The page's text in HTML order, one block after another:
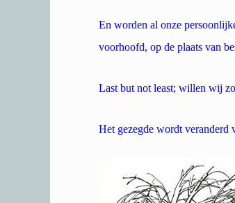
En worden al onze
voorhoofd, op de plaats van
Last but not least; willen wij
Het gezegde wordt veranderd